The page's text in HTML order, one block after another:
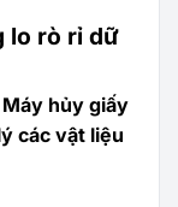
lo rò rỉ dữ
Máy hủy giấy
các vật liệu